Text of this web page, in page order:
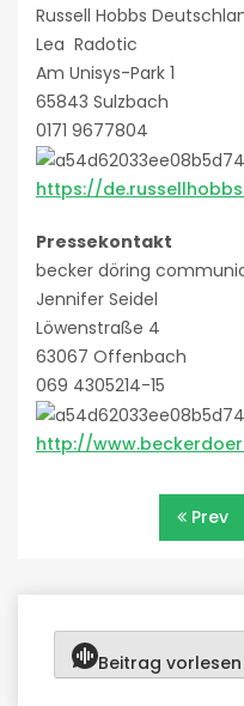
Russell Hobbs
Lea Radotic
Am Unisys-Park 1
65843 Sulzbach
0171 9677804
https://
Pressekontakt
becker döring
Jennifer Seidel
Löwenstraße 4
63067 Offenbach
069 4305214-15
http://
Prev
Beitrag vorlesen